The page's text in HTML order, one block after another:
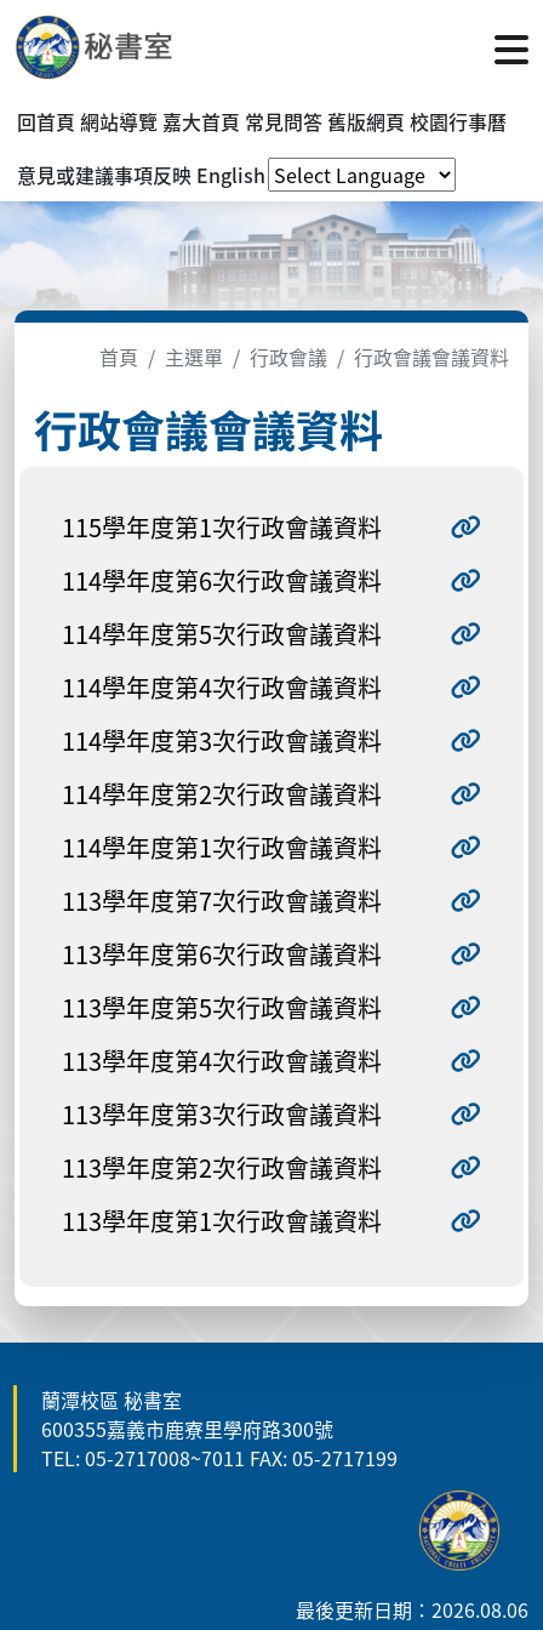
回首頁 網站導覽 嘉大首頁 常見問答 舊版網頁 校園行事曆
意見或建議事項反映 English
首頁 主選單 行政會議 行政會議會議資料
行政會議會議資料
115學年度第1次行政會議資料
114學年度第6次行政會議資料
114學年度第5次行政會議資料
114學年度第4次行政會議資料
114學年度第3次行政會議資料
114學年度第2次行政會議資料
114學年度第1次行政會議資料
113學年度第7次行政會議資料
113學年度第6次行政會議資料
113學年度第5次行政會議資料
113學年度第4次行政會議資料
113學年度第3次行政會議資料
113學年度第2次行政會議資料
113學年度第1次行政會議資料
蘭潭校區 秘書室
600355嘉義市鹿寮里學府路300號
TEL: 05-2717008~7011 FAX: 05-2717199
最後更新日期：2026.08.06